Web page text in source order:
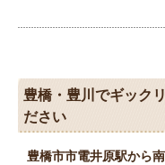
豊橋・豊川でギック
ださい
豊橋市市電井原駅から